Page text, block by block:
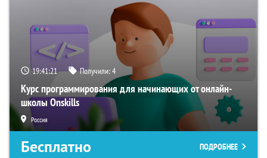
19:41:20 Получили:4
Курс программирования для начинающих от онлайн-
школы Onskills
Россия
Бесплатно ПОДРОБНЕЕ